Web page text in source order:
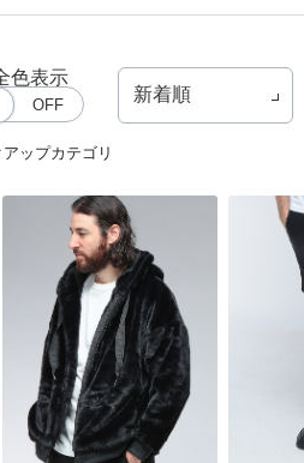
色表示
アップカテゴリ